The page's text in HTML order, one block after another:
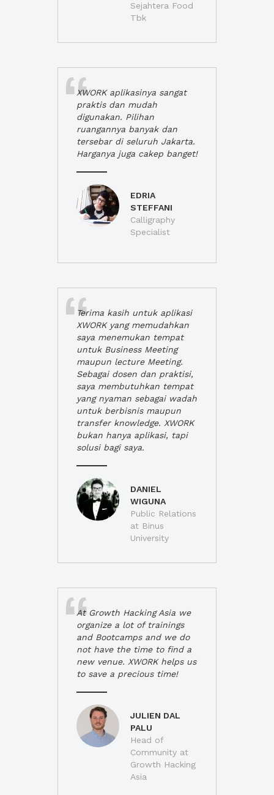
Sejahtera Food
Tbk
XWORK aplikasinya sangat
praktis dan mudah
digunakan. Pilihan
ruangannya banyak dan
tersebar di seluruh Jakarta.
Harganya juga cakep banget!
EDRIA
STEFFANI
Calligraphy
Specialist
Terima kasih untuk aplikasi
XWORK yang memudahkan
saya menemukan tempat
untuk Business Meeting
maupun lecture Meeting.
Sebagai dosen dan praktisi,
saya membutuhkan tempat
yang nyaman sebagai wadah
untuk berbisnis maupun
transfer knowledge. XWORK
bukan hanya aplikasi, tapi
solusi bagi saya.
DANIEL
WIGUNA
Public Relations
at Binus
University
At Growth Hacking Asia we
organize a lot of trainings
and Bootcamps and we do
not have the time to find a
new venue. XWORK helps us
to save a precious time!
JULIEN DAL
PALU
Head of
Community at
Growth Hacking
Asia